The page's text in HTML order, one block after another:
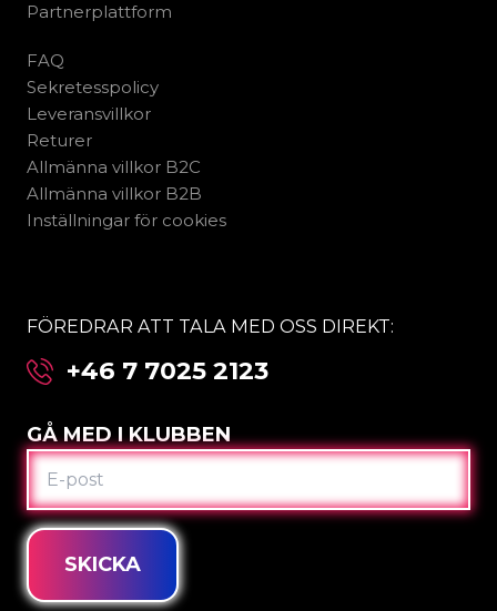
Partnerplattform
FAQ
Sekretesspolicy
Leveransvillkor
Returer
Allmänna villkor B2C
Allmänna villkor B2B
Inställningar för cookies
FÖREDRAR ATT TALA MED OSS DIREKT:
+46 7 7025 2123
GÅ MED I KLUBBEN
E-
POST
SKICKA